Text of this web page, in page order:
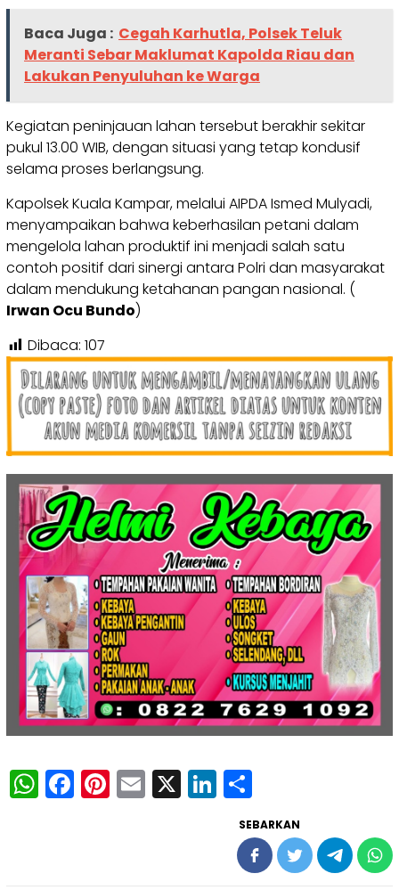
Baca Juga : Cegah Karhutla, Polsek Teluk
Meranti Sebar Maklumat Kapolda Riau dan
Lakukan Penyuluhan ke Warga
Kegiatan peninjauan lahan tersebut berakhir sekitar
pukul 13.00 WIB, dengan situasi yang tetap kondusif
selama proses berlangsung.
Kapolsek Kuala Kampar, melalui AIPDA Ismed Mulyadi,
menyampaikan bahwa keberhasilan petani dalam
mengelola lahan produktif ini menjadi salah satu
contoh positif dari sinergi antara Polri dan masyarakat
dalam mendukung ketahanan pangan nasional. (
Irwan Ocu Bundo)
Dibaca: 107
WhatsApp
Facebook
Pinterest
Email
X LinkedIn
SEBARKAN